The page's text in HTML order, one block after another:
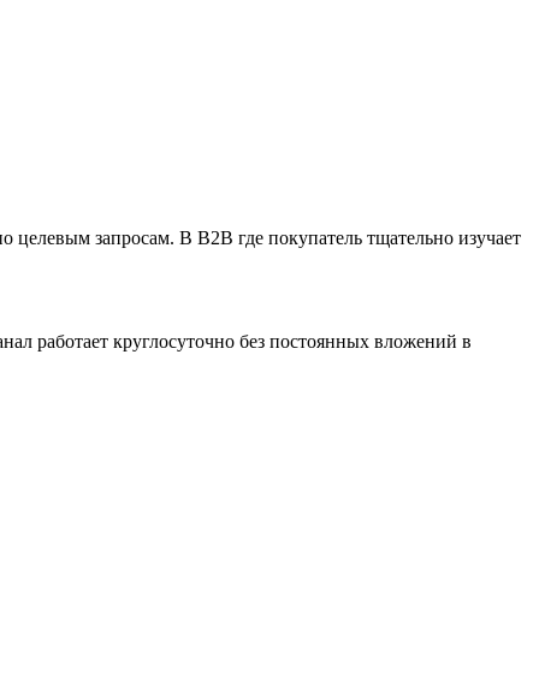
запросам. В B2B где покупатель тщательно изучает
работает круглосуточно без постоянных вложений в